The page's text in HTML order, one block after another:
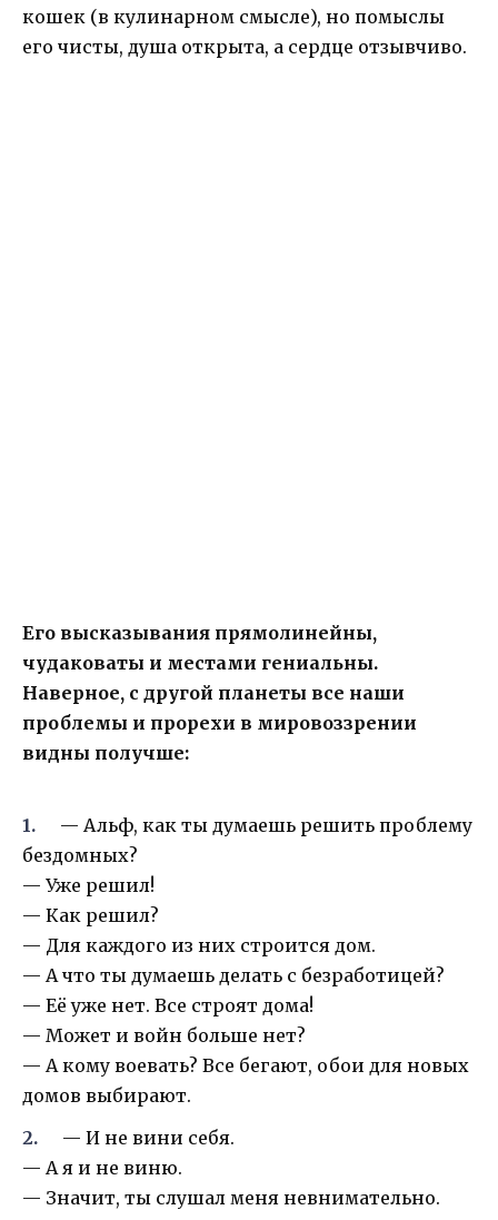
кошек (в кулинарном смысле), но помыслы
его чисты, душа открыта, а сердце отзывчиво.
Его высказывания прямолинейны,
чудаковаты и местами гениальны.
Наверное, с другой планеты все наши
проблемы и прорехи в мировоззрении
видны получше:
— Альф, как ты думаешь решить проблему
бездомных?
— Уже решил!
— Как решил?
— Для каждого из них строится дом.
— А что ты думаешь делать с безработицей?
— Её уже нет. Все строят дома!
— Может и войн больше нет?
— А кому воевать? Все бегают, обои для новых
домов выбирают.
— И не вини себя.
— А я и не виню.
— Значит, ты слушал меня невнимательно.